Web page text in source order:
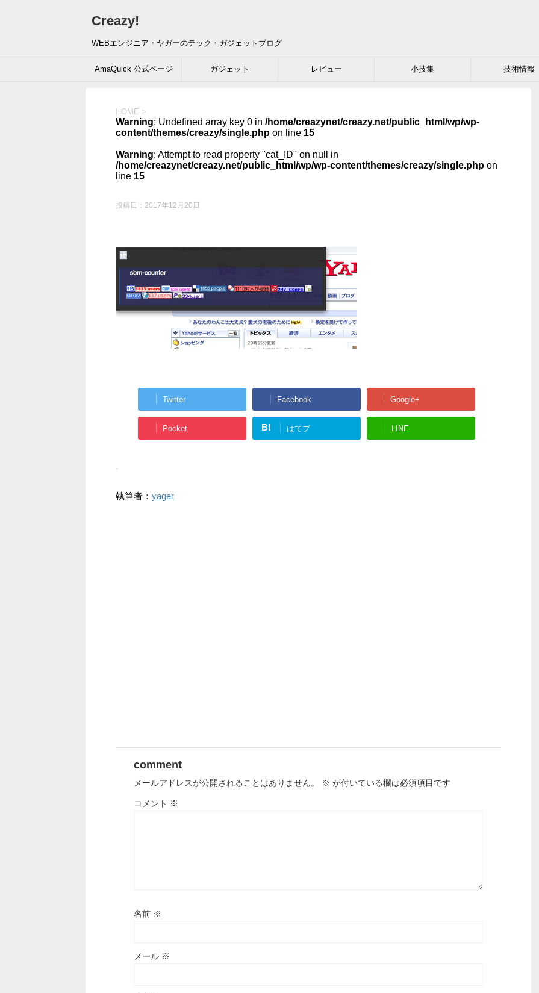
Creazy!
WEBエンジニア・ヤガーのテック・ガジェットブログ
AmaQuick 公式ページ ガジェット レビュー 小技集 技術情報
HOME >
Warning: Undefined array key 0 in /home/creazynet/creazy.net/public_html/wp/wp-
content/themes/creazy/single.php on line 15
Warning: Attempt to read property "cat_ID" on null in
/home/creazynet/creazy.net/public_html/wp/wp-content/themes/creazy/single.php on
line 15
投稿日： 2017年12月20日
Twitter Facebook Google+
Pocket B! はてブ LINE
-
執筆者： yager
comment
メールアドレスが公開されることはありません。 ※ が付いている欄は必須項目です
コメント ※
名前 ※
メール ※